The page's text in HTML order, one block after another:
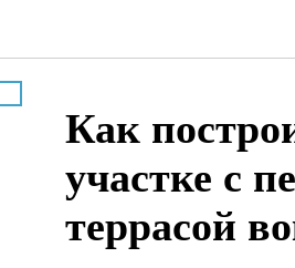
Как
участке с
террасой